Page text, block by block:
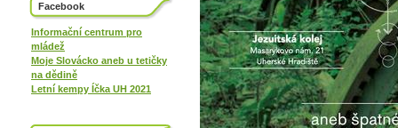
Facebook
Informační centrum pro
mládež
Moje Slovácko aneb u tetičky
na dědině
Letní kempy Íčka UH 2021